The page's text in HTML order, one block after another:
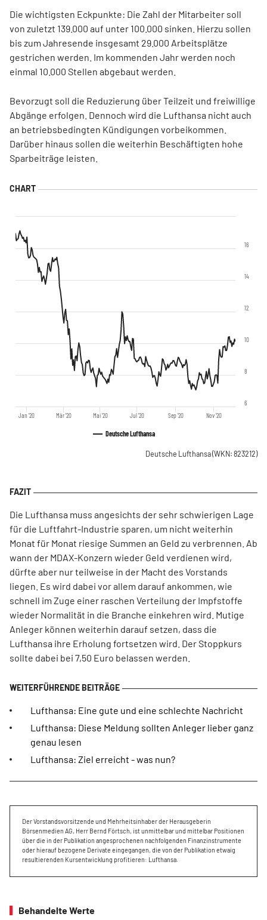
Die wichtigsten Eckpunkte: Die Zahl der Mitarbeiter soll
von zuletzt 139.000 auf unter 100.000 sinken. Hierzu sollen
bis zum Jahresende insgesamt 29.000 Arbeitsplätze
gestrichen werden. Im kommenden Jahr werden noch
einmal 10.000 Stellen abgebaut werden.
Bevorzugt soll die Reduzierung über Teilzeit und freiwillige
Abgänge erfolgen. Dennoch wird die Lufthansa nicht auch
an betriebsbedingten Kündigungen vorbeikommen.
Darüber hinaus sollen die weiterhin Beschäftigten hohe
Sparbeiträge leisten.
Deutsche Lufthansa
Jan '20 Mär '20 Mai '20 Jul '20 Sep '20 Nov '20
6
8
10
12
14
16
Deutsche Lufthansa(WKN: 823212)
Die Lufthansa muss angesichts der sehr schwierigen Lage
für die Luftfahrt-Industrie sparen, um nicht weiterhin
Monat für Monat riesige Summen an Geld zu verbrennen. Ab
wann der MDAX-Konzern wieder Geld verdienen wird,
dürfte aber nur teilweise in der Macht des Vorstands
liegen. Es wird dabei vor allem darauf ankommen, wie
schnell im Zuge einer raschen Verteilung der Impfstoffe
wieder Normalität in die Branche einkehren wird. Mutige
Anleger können weiterhin darauf setzen, dass die
Lufthansa ihre Erholung fortsetzen wird. Der Stoppkurs
sollte dabei bei 7,50 Euro belassen werden.
Lufthansa: Eine gute und eine schlechte Nachricht
Lufthansa: Diese Meldung sollten Anleger lieber ganz
genau lesen
Lufthansa: Ziel erreicht - was nun?
Der Vorstandsvorsitzende und Mehrheitsinhaber der Herausgeberin
Börsenmedien AG, Herr Bernd Förtsch, ist unmittelbar und mittelbar Positionen
über die in der Publikation angesprochenen nachfolgenden Finanzinstrumente
oder hierauf bezogene Derivate eingegangen, die von der Publikation etwaig
resultierenden Kursentwicklung profitieren: Lufthansa.
Behandelte Werte